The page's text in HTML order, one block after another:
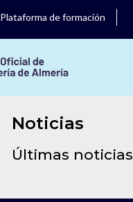
Plataforma de formación
Noticias
Últimas noticias